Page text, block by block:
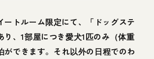
ートルーム限定にて、「ドッグステ
り、1部屋につき愛犬1匹のみ（体重
ができます。それ以外の日程でのわ